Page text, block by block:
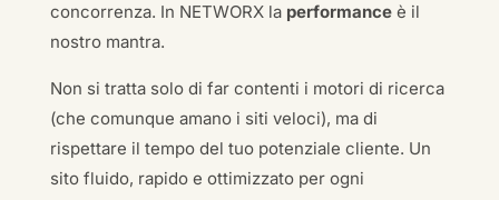
concorrenza. In NETWORX la performanceè il
nostro mantra.
Non si tratta solo di far contenti i motori di ricerca
(che comunque amano i siti veloci), ma di
rispettare il tempo del tuo potenziale cliente. Un
sito fluido, rapido e ottimizzato per ogni